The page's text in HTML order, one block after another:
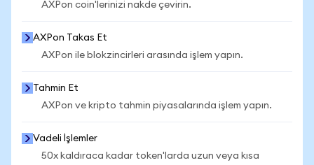
AXPon coin'lerinizi nakde çevirin.
AXPon Takas Et
AXPon ile blokzincirleri arasında işlem yapın.
Tahmin Et
AXPon ve kripto tahmin piyasalarında işlem yapın.
Vadeli İşlemler
50x kaldıraca kadar token'larda uzun veya kısa